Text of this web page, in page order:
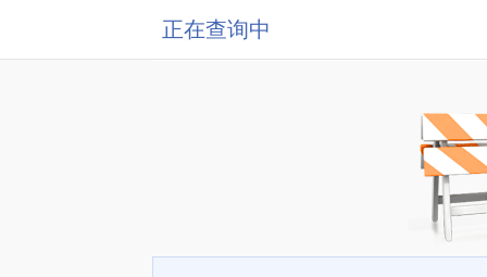
正在查询中